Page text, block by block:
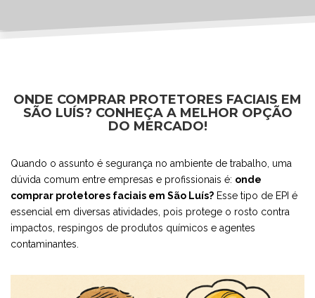
ONDE COMPRAR PROTETORES FACIAIS EM
SÃO LUÍS? CONHEÇA A MELHOR OPÇÃO
DO MERCADO!
Quando o assunto é segurança no ambiente de trabalho, uma
dúvida comum entre empresas e profissionais é: onde
comprar protetores faciais em São Luís? Esse tipo de EPI é
essencial em diversas atividades, pois protege o rosto contra
impactos, respingos de produtos químicos e agentes
contaminantes.